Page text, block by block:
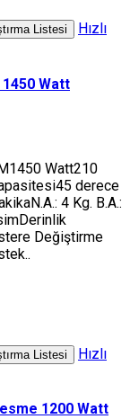
Listesi
Hızlı
Watt
Watt210
derece
4 Kg. B.A.:
Değiştirme
Listesi
Hızlı
1200 Watt